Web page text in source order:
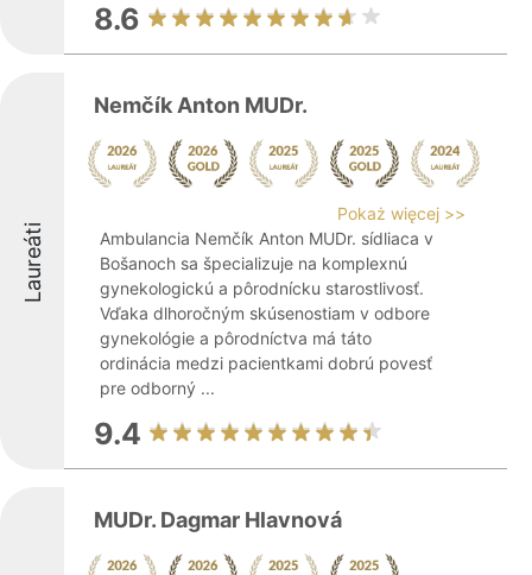
8.6
Laureáti
Nemčík Anton MUDr.
Pokaż więcej >>
Ambulancia Nemčík Anton MUDr. sídliaca v
Bošanoch sa špecializuje na komplexnú
gynekologickú a pôrodnícku starostlivosť.
Vďaka dlhoročným skúsenostiam v odbore
gynekológie a pôrodníctva má táto
ordinácia medzi pacientkami dobrú povesť
pre odborný ...
9.4
MUDr. Dagmar Hlavnová